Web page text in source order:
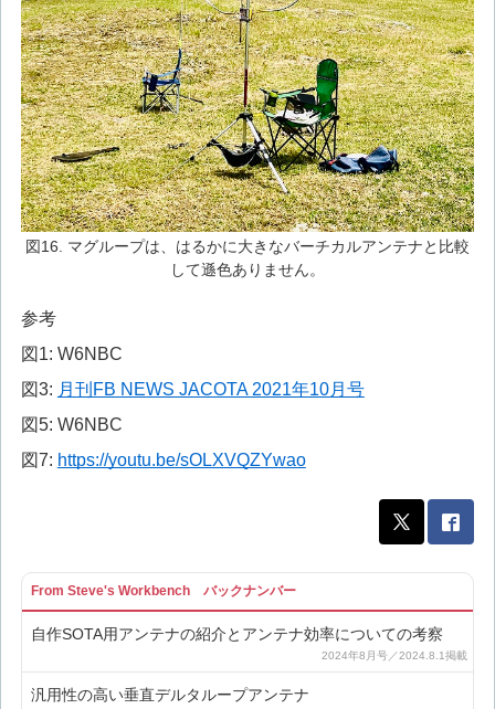
図16. マグループは、はるかに大きなバーチカルアンテナと比較
して遜色ありません。
参考
図1: W6NBC
図3: 月刊FB NEWS JACOTA 2021年10月号
図5: W6NBC
図7: https://youtu.be/sOLXVQZYwao
From Steve's Workbench バックナンバー
自作SOTA用アンテナの紹介とアンテナ効率についての考察
汎用性の高い垂直デルタループアンテナ